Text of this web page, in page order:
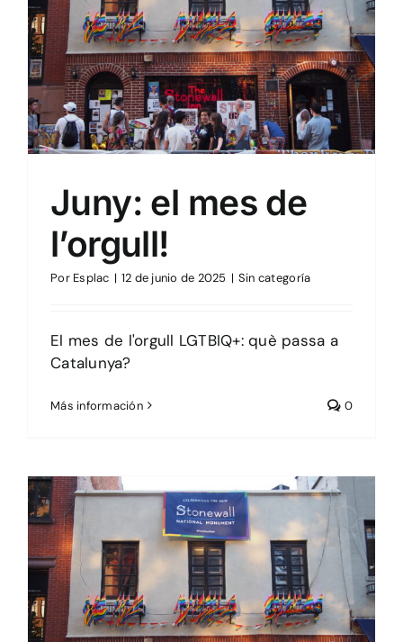
Sin categoría
Juny: el mes de
l’orgull!
Por Esplac | 12 de junio de 2025 | Sin categoría
El mes de l'orgull LGTBIQ+: què passa a
Catalunya?
Más información 0
El suro